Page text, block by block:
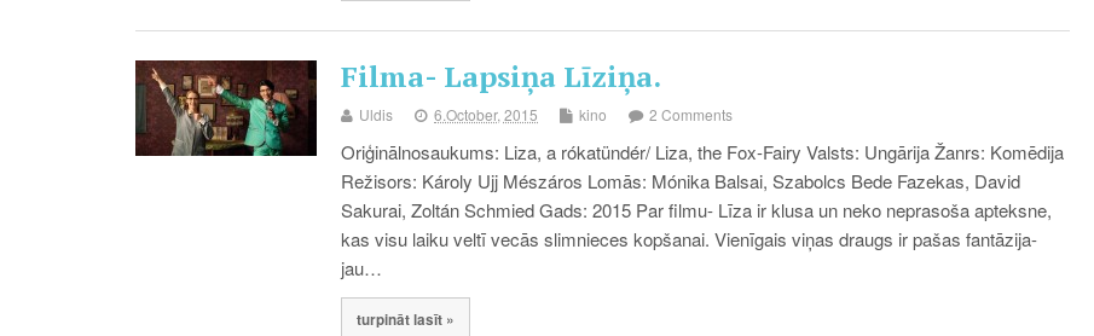
Filma- Lapsiņa Līziņa.
Uldis 6.October, 2015 kino 2 Comments
Oriģinālnosaukums: Liza, a rókatündér/ Liza, the Fox-Fairy Valsts: Ungārija Žanrs: Komēdija
Režisors: Károly Ujj Mészáros Lomās: Mónika Balsai, Szabolcs Bede Fazekas, David
Sakurai, Zoltán Schmied Gads: 2015 Par filmu- Līza ir klusa un neko neprasoša apteksne,
kas visu laiku veltī vecās slimnieces kopšanai. Vienīgais viņas draugs ir pašas fantāzija-
jau…
turpināt lasīt »